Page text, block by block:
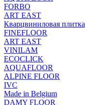
FORBO
ART EAST
Кварцвиниловая плитка
FINEFLOOR
ART EAST
VINILAM
ECOCLICK
AQUAFLOOR
ALPINE FLOOR
IVC
Made in Belgium
DAMY FLOOR